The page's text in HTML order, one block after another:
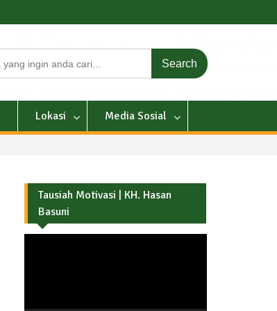
Lokasi Media Sosial
Tausiah Motivasi | KH. Hasan
Basuni